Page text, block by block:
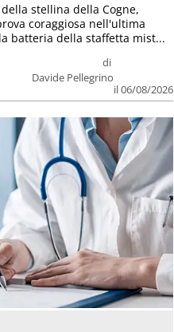
di
Davide Pellegrino
il 06/08/2026
stellina della Cogne,
coraggiosa nell'ultima
batteria della staffetta mist...